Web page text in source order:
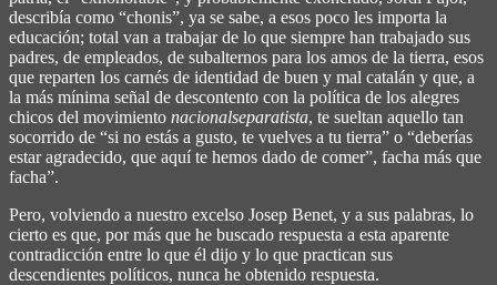
describía como “chonis”, ya se sabe, a esos poco les importa la
educación; total van a trabajar de lo que siempre han trabajado sus
padres, de empleados, de subalternos para los amos de la tierra, esos
que reparten los carnés de identidad de buen y mal catalán y que, a
la más mínima señal de descontento con la política de los alegres
chicos del movimiento nacionalseparatista, te sueltan aquello tan
socorrido de “si no estás a gusto, te vuelves a tu tierra” o “deberías
estar agradecido, que aquí te hemos dado de comer”, facha más que
facha”.
Pero, volviendo a nuestro excelso Josep Benet, y a sus palabras, lo
cierto es que, por más que he buscado respuesta a esta aparente
contradicción entre lo que él dijo y lo que practican sus
descendientes políticos, nunca he obtenido respuesta.